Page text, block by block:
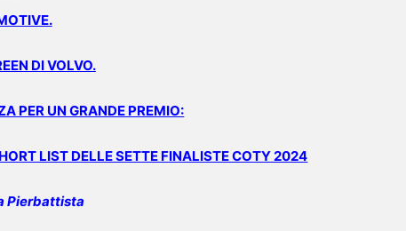
DI VOLVO.
PER UN GRANDE PREMIO:
LIST DELLE SETTE FINALISTE COTY 2024
Pierbattista